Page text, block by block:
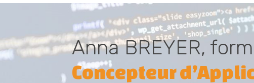
Anna BREYER,
Concepteur